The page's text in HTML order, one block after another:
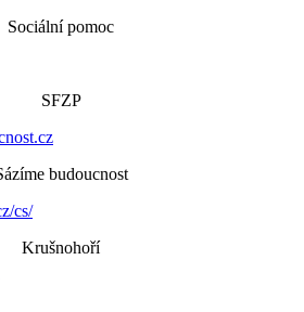
Sociální pomoc
SFZP
budoucnost
cs/
Krušnohoří